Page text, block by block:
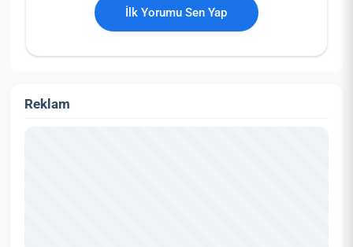
İlk Yorumu Sen Yap
Reklam